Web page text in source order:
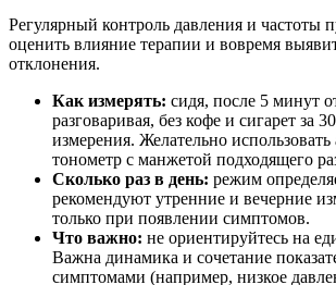
Регулярный контроль давления и частоты
оценить влияние терапии и вовремя
отклонения.
Как измерять: сидя, после 5 минут
разговаривая, без кофе и сигарет за
измерения. Желательно
тонометр с манжетой подходящего
Сколько раз в день: режим
рекомендуют утренние и вечерние
только при появлении симптомов.
Что важно: не ориентируйтесь на
Важна динамика и сочетание
симптомами (например, низкое